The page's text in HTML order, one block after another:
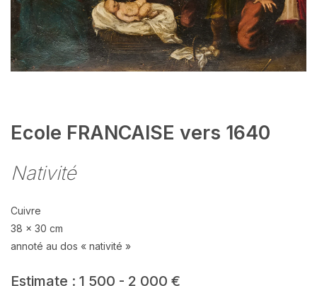
Ecole FRANCAISE vers 1640
Nativité
Cuivre
38 x 30 cm
annoté au dos « nativité »
Estimate : 1 500 - 2 000 €